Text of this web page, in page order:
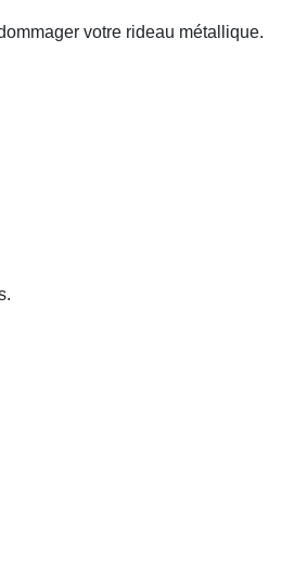
votre rideau métallique.